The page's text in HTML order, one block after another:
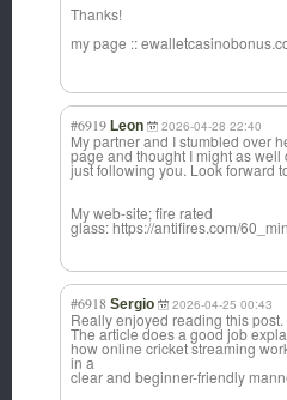
Thanks!
my page :: ewalletcasinobo
#6919 Leon 2026-04-28 22:40
My partner and I stumbled over
page and thought I might as
just following you. Look forward
My web-site; fire rated
glass: https://antifires.com/
#6918 Sergio 2026-04-25 00:43
Really enjoyed reading this post.
The article does a good job
how online cricket streaming
in a
clear and beginner-friendly